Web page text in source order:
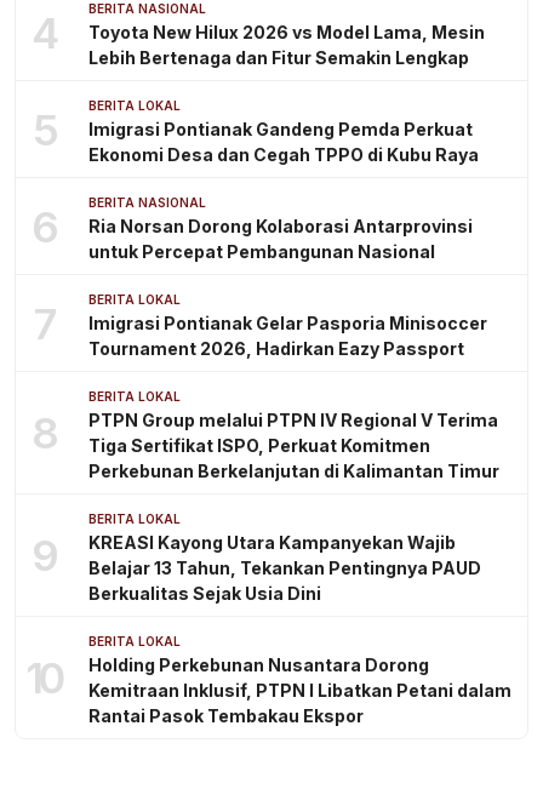
4 BERITA NASIONAL
Toyota New Hilux 2026 vs Model Lama, Mesin
Lebih Bertenaga dan Fitur Semakin Lengkap
5 BERITA LOKAL
Imigrasi Pontianak Gandeng Pemda Perkuat
Ekonomi Desa dan Cegah TPPO di Kubu Raya
6 BERITA NASIONAL
Ria Norsan Dorong Kolaborasi Antarprovinsi
untuk Percepat Pembangunan Nasional
7 BERITA LOKAL
Imigrasi Pontianak Gelar Pasporia Minisoccer
Tournament 2026, Hadirkan Eazy Passport
8
BERITA LOKAL
PTPN Group melalui PTPN IV Regional V Terima
Tiga Sertifikat ISPO, Perkuat Komitmen
Perkebunan Berkelanjutan di Kalimantan Timur
9
BERITA LOKAL
KREASI Kayong Utara Kampanyekan Wajib
Belajar 13 Tahun, Tekankan Pentingnya PAUD
Berkualitas Sejak Usia Dini
10
BERITA LOKAL
Holding Perkebunan Nusantara Dorong
Kemitraan Inklusif, PTPN I Libatkan Petani dalam
Rantai Pasok Tembakau Ekspor